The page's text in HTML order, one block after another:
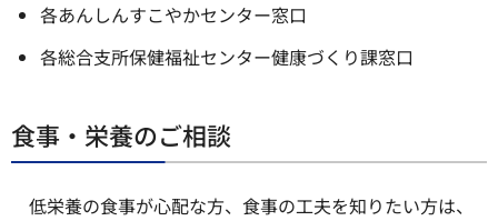
各あんしんすこやかセンター窓口
各総合支所保健福祉センター健康づくり課窓口
食事・栄養のご相談
低栄養の食事が心配な方、食事の工夫を知りたい方は、